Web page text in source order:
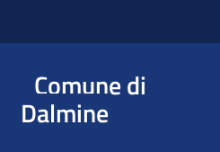
Comune di
Dalmine